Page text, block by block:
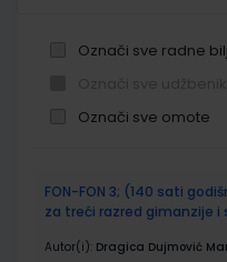
Označi sve radne
Označi sve omote
proizvodi
FON-FON 3; (140 sati
za treći razred gimanzije i
Autor(i): Dragica Dujmović